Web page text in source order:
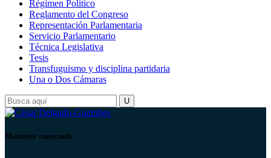
Régimen Político
Reglamento del Congreso
Representación Parlamentaria
Servicio Parlamentario
Técnica Legislativa
Tesis
Transfuguismo y disciplina partidaria
Una o Dos Cámaras
Mantente conectado